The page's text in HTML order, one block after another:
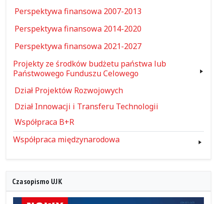
Perspektywa finansowa 2007-2013
Perspektywa finansowa 2014-2020
Perspektywa finansowa 2021-2027
Projekty ze środków budżetu państwa lub
Państwowego Funduszu Celowego
Dział Projektów Rozwojowych
Dział Innowacji i Transferu Technologii
Współpraca B+R
Współpraca międzynarodowa
Czasopismo UJK